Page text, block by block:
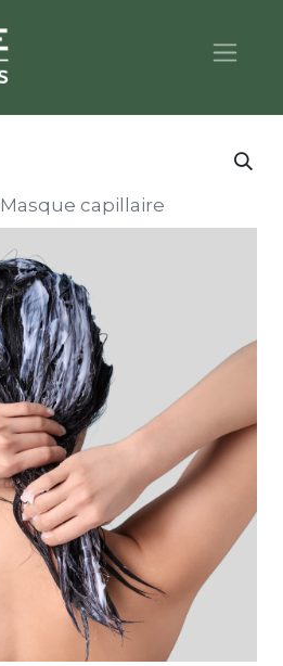
Masque capillaire